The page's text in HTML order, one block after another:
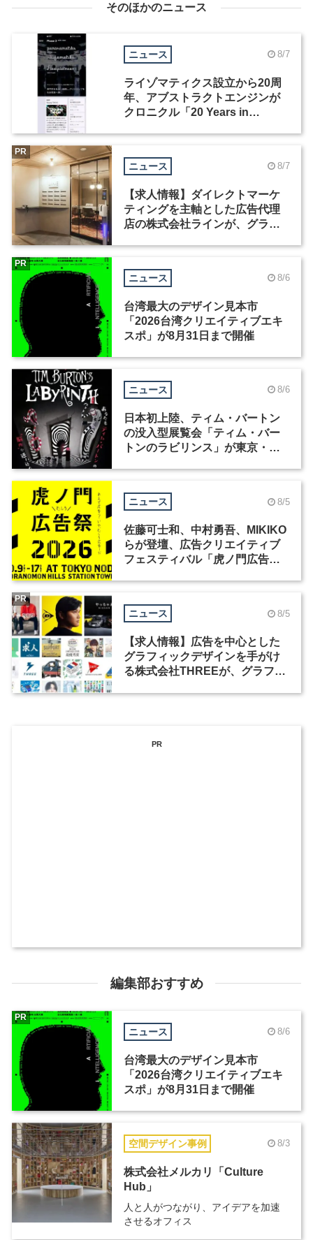
そのほかのニュース
ニュース 8/7
ライゾマティクス設立から20周
年、アブストラクトエンジンが
クロニクル「20 Years in
ニュース 8/7
【求人情報】ダイレクトマーケ
ティングを主軸とした広告代理
店の株式会社ラインが、グラフ
PR
ニュース 8/6
台湾最大のデザイン見本市
「2026台湾クリエイティブエキ
スポ」が8月31日まで開催
PR
ニュース 8/6
日本初上陸、ティム・バートン
の没入型展覧会「ティム・バー
トンのラビリンス」が東京・豊
ニュース 8/5
佐藤可士和、中村勇吾、MIKIKO
らが登壇、広告クリエイティブ
フェスティバル「虎ノ門広告
ニュース 8/5
【求人情報】広告を中心とした
グラフィックデザインを手がけ
る株式会社THREEが、グラフィ
PR
PR
編集部おすすめ
ニュース 8/6
台湾最大のデザイン見本市
「2026台湾クリエイティブエキ
スポ」が8月31日まで開催
PR
空間デザイン事例 8/3
株式会社メルカリ「Culture
Hub」
人と人がつながり、アイデアを加速
させるオフィス